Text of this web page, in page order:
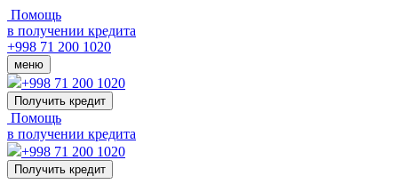
Помощь
в получении кредита
+998 71 200 1020
меню
+998 71 200 1020
Получить кредит
Помощь
в получении кредита
+998 71 200 1020
Получить кредит